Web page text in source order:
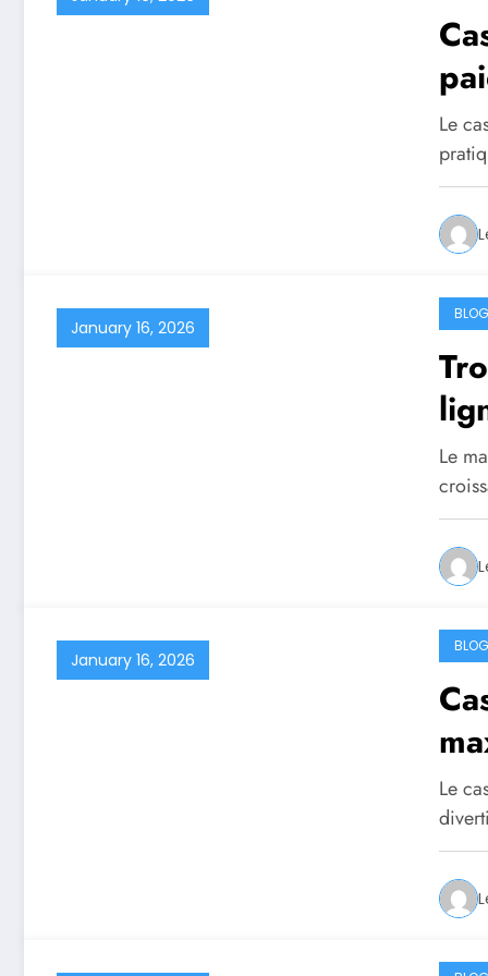
Le
January 16, 2026
Le
January 16, 2026
Le